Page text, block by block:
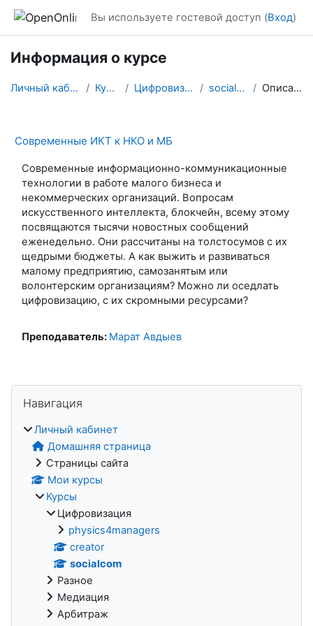
Перейти к основному содержанию
Вы используете гостевой доступ (Вход)
Информация о курсе
Личный кабинет Курсы Цифровизация socialcom Описание
Современные ИКТ к НКО и МБ
Современные информационно-коммуникационные
технологии в работе малого бизнеса и
некоммерческих организаций. Вопросам
искусственного интеллекта, блокчейн, всему этому
посвящаются тысячи новостных сообщений
еженедельно. Они рассчитаны на толстосумов с их
щедрыми бюджеты. А как выжить и развиваться
малому предприятию, самозанятым или
волонтерским организациям? Можно ли оседлать
цифровизацию, с их скромными ресурсами?
Преподаватель: Марат Авдыев
Блоки
Навигация
Личный кабинет
Домашняя страница
Страницы сайта
Мои курсы
Курсы
Цифровизация
physics4managers
creator
socialcom
Разное
Медиация
Арбитраж